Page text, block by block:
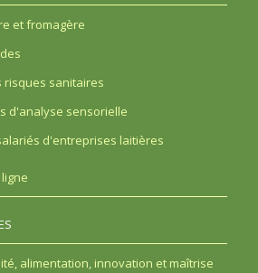
et fromagère
risques sanitaires
d'analyse sensorielle
d'entreprises laitières
alimentation, innovation et maîtrise